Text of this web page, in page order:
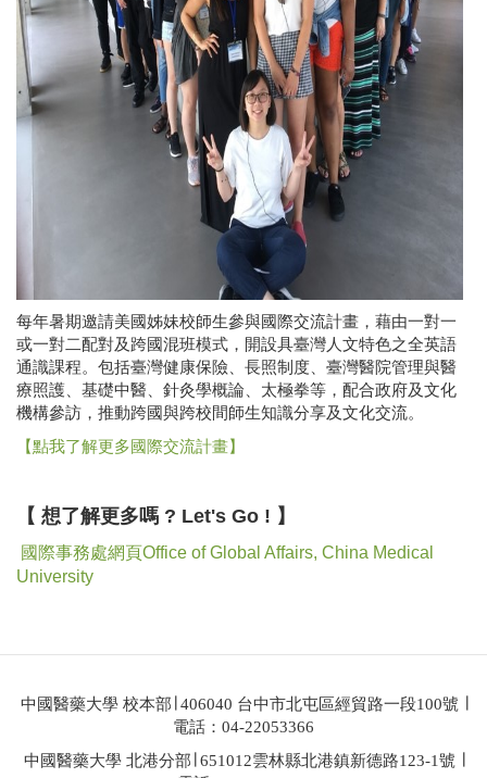
每年暑期邀請美國姊妹校師生參與國際交流計畫，藉由一對一
或一對二配對及跨國混班模式，開設具臺灣人文特色之全英語
通識課程。包括臺灣健康保險、長照制度、臺灣醫院管理與醫
療照護、基礎中醫、針灸學概論、太極拳等，配合政府及文化
機構參訪，推動跨國與跨校間師生知識分享及文化交流。
【點我了解更多國際交流計畫】
【 想了解更多嗎 ? Let's Go ! 】
國際事務處網頁Office of Global Affairs, China Medical
University
中國醫藥大學 校本部∣ 406040 台中市北屯區經貿路一段100號 ∣
電話：04-22053366
中國醫藥大學 北港分部∣ 651012雲林縣北港鎮新德路123-1號 ∣